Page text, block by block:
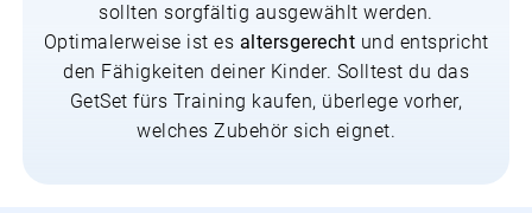
sollten sorgfältig ausgewählt werden.
Optimalerweise ist es altersgerecht und entspricht
den Fähigkeiten deiner Kinder. Solltest du das
GetSet fürs Training kaufen, überlege vorher,
welches Zubehör sich eignet.